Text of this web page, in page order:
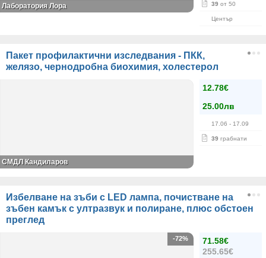
39 от 50
Център
Лаборатория Лора
Пакет профилактични изследвания - ПКК,
желязо, чернодробна биохимия, холестерол
12.78€
25.00лв
17.06 - 17.09
39 грабнати
СМДЛ Кандиларов
Избелване на зъби с LED лампа, почистване на
зъбен камък с ултразвук и полиране, плюс обстоен
преглед
71.58€
255.65€
-72%